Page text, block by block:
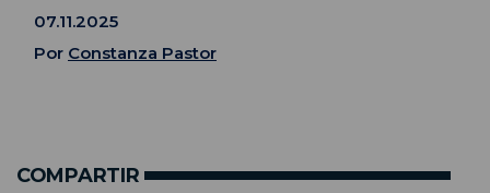
07.11.2025
Por Constanza Pastor
COMPARTIR